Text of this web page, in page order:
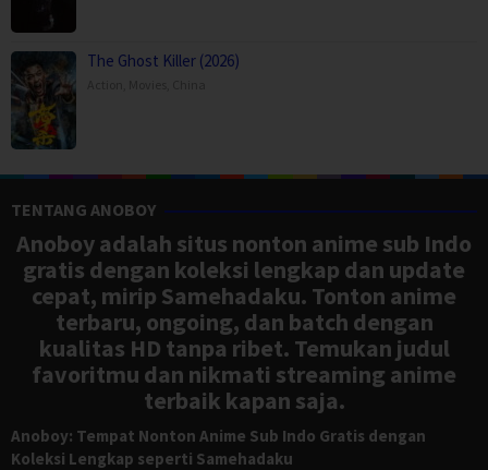
The Ghost Killer (2026)
TENTANG ANOBOY
Anoboy adalah situs nonton anime sub Indo
gratis dengan koleksi lengkap dan update
cepat, mirip Samehadaku. Tonton anime
terbaru, ongoing, dan batch dengan
kualitas HD tanpa ribet. Temukan judul
favoritmu dan nikmati streaming anime
terbaik kapan saja.
Anoboy: Tempat Nonton Anime Sub Indo Gratis dengan
Koleksi Lengkap seperti Samehadaku